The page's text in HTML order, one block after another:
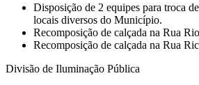
Disposição de 2 equipes para troca
locais diversos do Município.
Recomposição de calçada na Rua
Recomposição de calçada na Rua
Divisão de Iluminação Pública